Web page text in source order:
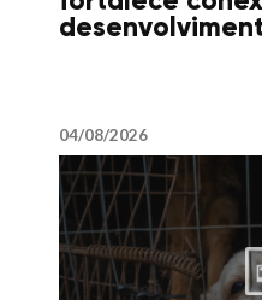
04/08/2026